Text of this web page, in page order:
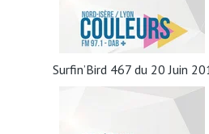
Surfin’Bird 467 du 20 Juin